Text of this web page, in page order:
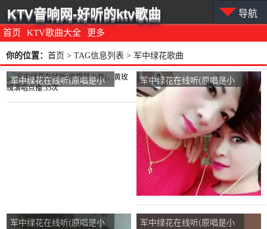
首页 KTV歌曲大全 更多
KTV音响网-好听的ktv歌曲 导航
你的位置： 首页 > TAG信息列表 > 军中绿花歌曲
军中绿花在线听(原唱是小
曾)，黄玫瑰演唱点播:35次
军中绿花在线听(原唱是小
曾)，缘分天空演唱点播:42
次
军中绿花在线听(原唱是小
军中绿花在线听(原唱是小